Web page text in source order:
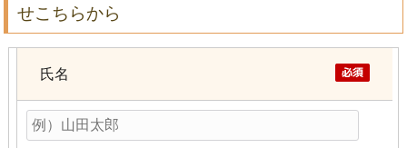
せこちらから
氏名